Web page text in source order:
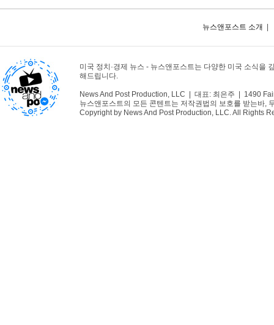
뉴스앤포스트 소개
미국 정치·경제 뉴스 - 뉴스앤포스트는 다양한 미국 소식을
해드립니다.
News And Post Production, LLC | 대표: 최은주 | 1490
뉴스앤포스트의 모든 콘텐트는 저작권법의 보호를 받는바,
Copyright by News And Post Production, LLC. All Rights